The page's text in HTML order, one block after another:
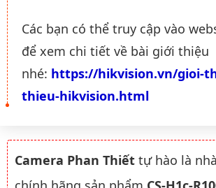
Các bạn có thể truy cập vào
để xem chi tiết về bài giới thiệu
nhé: https://hikvision.vn/gioi-
thieu-hikvision.html
Camera Phan Thiết tự hào là